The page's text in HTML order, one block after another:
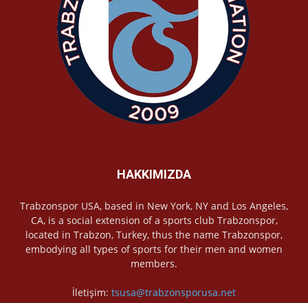
HAKKIMIZDA
Trabzonspor USA, based in New York, NY and Los Angeles,
CA, is a social extension of a sports club Trabzonspor,
located in Trabzon, Turkey, thus the name Trabzonspor,
embodying all types of sports for their men and women
members.
İletişim: tsusa@trabzonsporusa.net